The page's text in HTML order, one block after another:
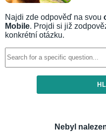
Najdi zde odpověď na svou
Mobile. Projdi si již
konkrétní otázku.
Nebyl